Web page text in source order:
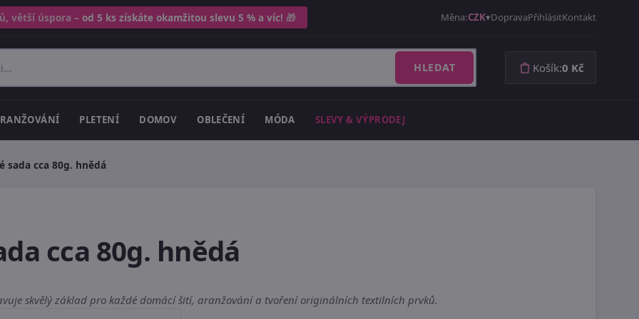
větší úspora –od 5 ks získáte okamžitou slevu 5 % a víc! 🎁 Měna:CZK DopravaPřihlásitKontakt
HLEDAT Košík:0 Kč
PLETENÍ DOMOV OBLEČENÍ MÓDA SLEVY & VÝPRODEJ
sada cca 80g. hnědá
cca 80g. hnědá
skvělý základ pro každé domácí šití, aranžování a tvoření originálních textilních prvků.